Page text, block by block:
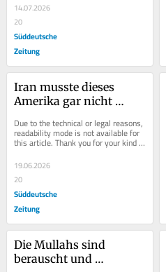
14.07.2026
20
Süddeutsche
Zeitung
Iran musste dieses
Amerika gar nicht
verliert
Due to the technical or legal reasons,
readability mode is not available for
this article. Thank you for your kind
19.06.2026
20
Süddeutsche
Zeitung
Die Mullahs sind
berauscht und